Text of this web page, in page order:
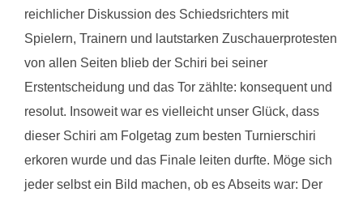
reichlicher Diskussion des Schiedsrichters mit
Spielern, Trainern und lautstarken Zuschauerprotesten
von allen Seiten blieb der Schiri bei seiner
Erstentscheidung und das Tor zählte: konsequent und
resolut. Insoweit war es vielleicht unser Glück, dass
dieser Schiri am Folgetag zum besten Turnierschiri
erkoren wurde und das Finale leiten durfte. Möge sich
jeder selbst ein Bild machen, ob es Abseits war: Der